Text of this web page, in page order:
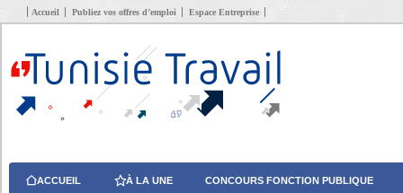
Accueil Publiez vos offres d’emploi Espace Entreprise
ACCUEIL À LA UNE CONCOURS FONCTION PUBLIQUE